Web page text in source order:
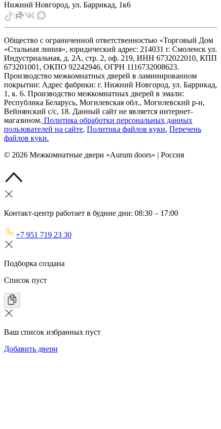
Нижний Новгород, ул. Баррикад, 1к6
Общество с ограниченной ответственностью «Торговый Дом
«Стальная линия», юридический адрес: 214031 г. Смоленск ул.
Индустриальная, д. 2А, стр. 2, оф. 219, ИНН 6732022010, КПП
673201001, ОКПО 92242946, ОГРН 1116732008623.
Производство межкомнатных дверей в ламинированном
покрытии: Адрес фабрики: г. Нижний Новгород, ул. Баррикад,
1, к. 6. Производство межкомнатных дверей в эмали:
Республика Беларусь, Могилевская обл., Могилевский р-н,
Вейнянский с/с, 18. Данный сайт не является интернет-
магазином. Политика обработки персональных данных
пользователей на сайте, Политика файлов куки, Перечень
файлов куки.
© 2026 Межкомнатные двери «Aurum doors» | Россия
Контакт-центр работает в будние дни: 08:30 – 17:00
+7 951 719 23 30
Подборка создана
Список пуст
Ваш список избранных пуст
Добавить двери